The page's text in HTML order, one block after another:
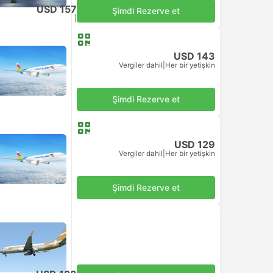
USD 157
Vergiler dahil
Her bir yetişkin
Şimdi Rezerve et
USD 143
Vergiler dahil Her bir yetişkin
Şimdi Rezerve et
USD 129
Vergiler dahil Her bir yetişkin
Şimdi Rezerve et